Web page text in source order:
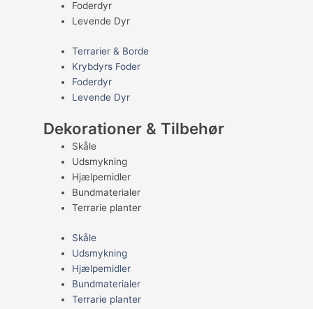
Foderdyr
Levende Dyr
Terrarier & Borde
Krybdyrs Foder
Foderdyr
Levende Dyr
Dekorationer & Tilbehør
Skåle
Udsmykning
Hjælpemidler
Bundmaterialer
Terrarie planter
Skåle
Udsmykning
Hjælpemidler
Bundmaterialer
Terrarie planter